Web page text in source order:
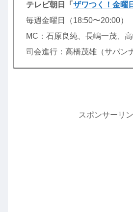
テレビ朝日「 ザワつく！金曜
毎週金曜日（18:50〜20:00）
MC：石原良純、長嶋一茂、
司会進行：高橋茂雄（サバン
スポンサーリ